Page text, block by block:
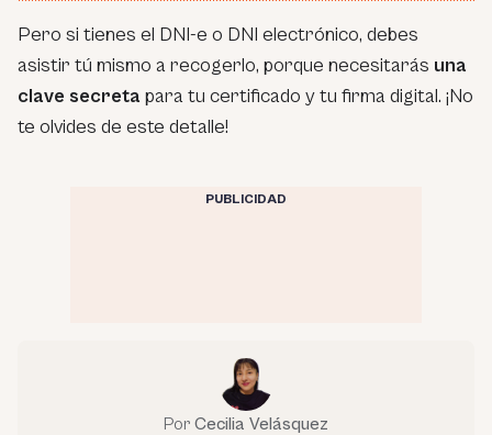
Pero si tienes el DNI-e o DNI electrónico, debes
asistir tú mismo a recogerlo, porque necesitarás una
clave secreta para tu certificado y tu firma digital. ¡No
te olvides de este detalle!
PUBLICIDAD
Por Cecilia Velásquez